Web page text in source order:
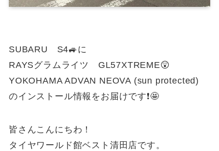
SUBARU S4🚙に
RAYSグラムライツ GL57XTREME😲
YOKOHAMA ADVAN NEOVA (sun protected)
のインストール情報をお届けです❗️🤩
皆さんこんにちわ！
タイヤワールド館ベスト清田店です。